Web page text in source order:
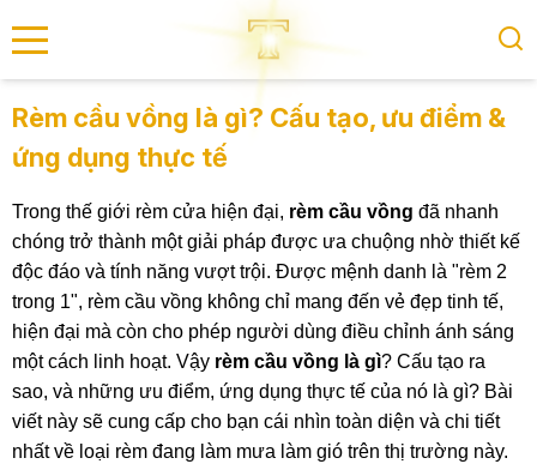
menu
Rèm cầu vồng là gì? Cấu tạo, ưu điểm &
ứng dụng thực tế
Trong thế giới rèm cửa hiện đại, rèm cầu vồng đã nhanh
chóng trở thành một giải pháp được ưa chuộng nhờ thiết kế
độc đáo và tính năng vượt trội. Được mệnh danh là "rèm 2
trong 1", rèm cầu vồng không chỉ mang đến vẻ đẹp tinh tế,
hiện đại mà còn cho phép người dùng điều chỉnh ánh sáng
một cách linh hoạt. Vậy rèm cầu vồng là gì? Cấu tạo ra
sao, và những ưu điểm, ứng dụng thực tế của nó là gì? Bài
viết này sẽ cung cấp cho bạn cái nhìn toàn diện và chi tiết
nhất về loại rèm đang làm mưa làm gió trên thị trường này.